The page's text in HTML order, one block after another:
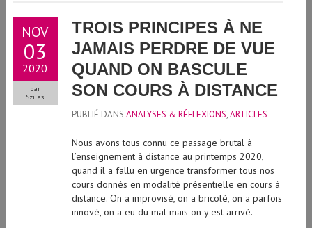
NOV
03
2020
par
Szilas
TROIS PRINCIPES À NE
JAMAIS PERDRE DE VUE
QUAND ON BASCULE
SON COURS À DISTANCE
PUBLIÉ DANS ANALYSES & RÉFLEXIONS ARTICLES
Nous avons tous connu ce passage brutal à
l’enseignement à distance au printemps 2020,
quand il a fallu en urgence transformer tous nos
cours donnés en modalité présentielle en cours à
distance. On a improvisé, on a bricolé, on a parfois
innové, on a eu du mal mais on y est arrivé.